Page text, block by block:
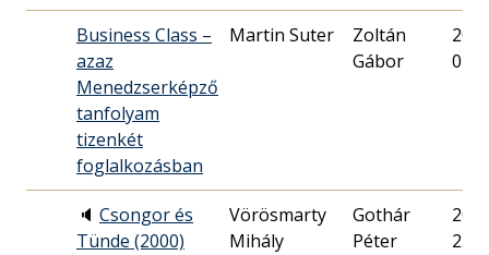
Business Class –
azaz
Menedzserképző
tanfolyam
tizenkét
foglalkozásban
Martin Suter
Zoltán
Gábor
04.
🔈 Csongor és
Tünde (2000)
Vörösmarty
Mihály
Gothár
Péter
23.